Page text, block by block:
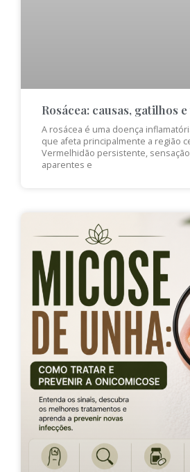
Rosácea: causas, gatilhos
A rosácea é uma doença
que afeta principalmente a região
Vermelhidão persistente,
aparentes e